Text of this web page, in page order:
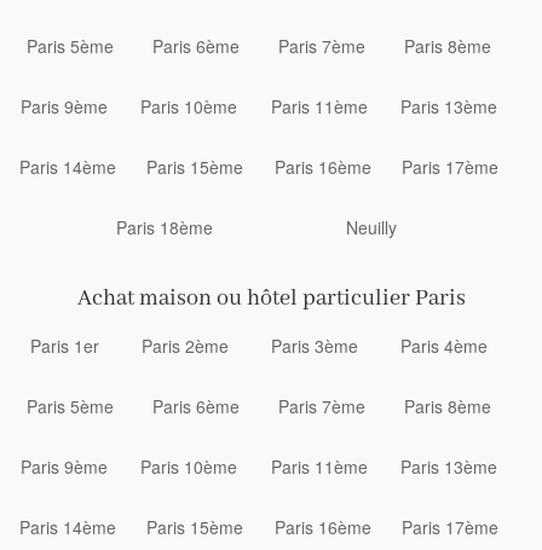
Paris 5ème Paris 6ème Paris 7ème Paris 8ème
Paris 9ème Paris 10ème Paris 11ème Paris 13ème
Paris 14ème Paris 15ème Paris 16ème Paris 17ème
Paris 18ème Neuilly
Achat maison ou hôtel particulier Paris
Paris 1er Paris 2ème Paris 3ème Paris 4ème
Paris 5ème Paris 6ème Paris 7ème Paris 8ème
Paris 9ème Paris 10ème Paris 11ème Paris 13ème
Paris 14ème Paris 15ème Paris 16ème Paris 17ème